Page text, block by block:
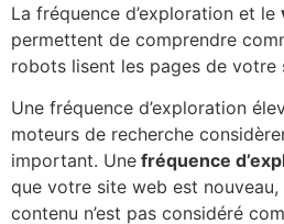
La fréquence d’exploration et le
permettent de comprendre
robots lisent les pages de votre
Une fréquence d’exploration
moteurs de recherche
important. Une fréquence
que votre site web est
contenu n’est pas considéré